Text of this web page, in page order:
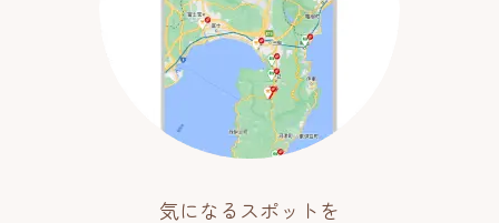
気になるスポットを